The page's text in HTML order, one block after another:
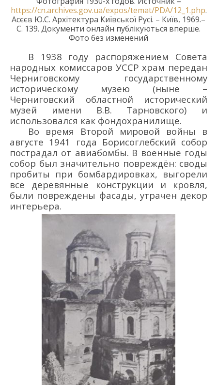
https://cn.archives.gov.ua/expos/temat/PDA/12_1.php.
Асєєв Ю.С. Архітектура Київської Русі. – Київ, 1969.–
С. 139. Документи онлайн публікуються вперше.
Фото без изменений
В 1938 году распоряжением Совета
народных комиссаров УССРхрам передан
Черниговскому государственному
историческому музею (ныне –
Черниговский областной исторический
музей имени В.В. Тарновского) и
использовался как фондохранилище.
Во время Второй мировой войны в
августе 1941 года Борисоглебский собор
пострадал от авиабомбы. В военные годы
собор был значительно повреждён: своды
пробиты при бомбардировках, выгорели
все деревянные конструкции и кровля,
были повреждены фасады, утрачен декор
интерьера.